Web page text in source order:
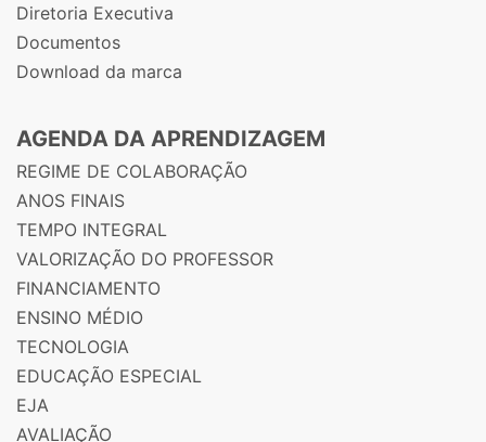
Diretoria Executiva
Documentos
Download da marca
AGENDA DA APRENDIZAGEM
REGIME DE COLABORAÇÃO
ANOS FINAIS
TEMPO INTEGRAL
VALORIZAÇÃO DO PROFESSOR
FINANCIAMENTO
ENSINO MÉDIO
TECNOLOGIA
EDUCAÇÃO ESPECIAL
EJA
AVALIAÇÃO